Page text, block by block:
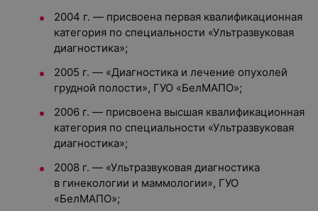
2004 г. — присвоена первая квалификационная
категория по специальности «Ультразвуковая
диагностика»;
2005 г. — «Диагностика и лечение опухолей
грудной полости», ГУО «БелМАПО»;
2006 г. — присвоена высшая квалификационная
категория по специальности «Ультразвуковая
диагностика»;
2008 г. — «Ультразвуковая диагностика
в гинекологии и маммологии», ГУО
«БелМАПО»;